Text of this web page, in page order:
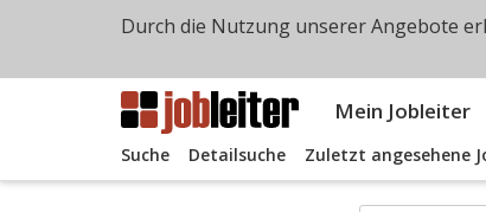
Mein Jobleiter
Suche Detailsuche Zuletzt angesehene
Durch die Nutzung unserer Angebote